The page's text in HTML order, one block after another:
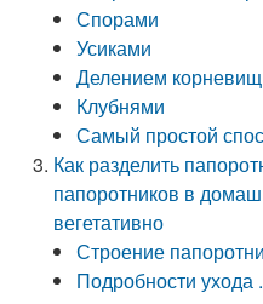
Спорами
Усиками
Делением корневищ
Клубнями
Самый простой
Как разделить
папоротников в
вегетативно
Строение
Подробности